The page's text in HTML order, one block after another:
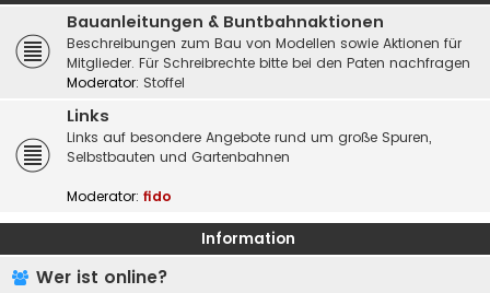
Bauanleitungen & Buntbahnaktionen
Beschreibungen zum Bau von Modellen sowie Aktionen für
Mitglieder. Für Schreibrechte bitte bei den Paten nachfragen
Moderator: Stoffel
Links
Links auf besondere Angebote rund um große Spuren,
Selbstbauten und Gartenbahnen
Moderator: fido
Information
Wer ist online?